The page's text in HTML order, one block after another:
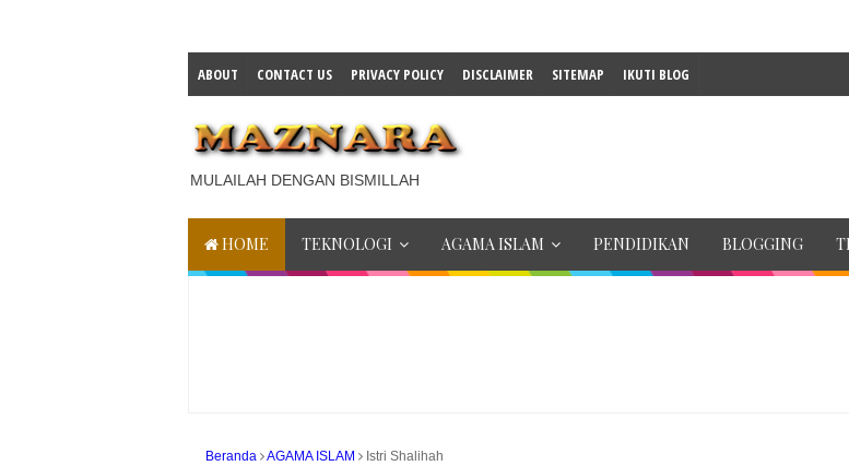
ABOUT CONTACT US PRIVACY POLICY DISCLAIMER SITEMAP IKUTI BLOG
MULAILAH DENGAN BISMILLAH
HOME TEKNOLOGI AGAMA ISLAM PENDIDIKAN BLOGGING
Beranda AGAMA ISLAM Istri Shalihah